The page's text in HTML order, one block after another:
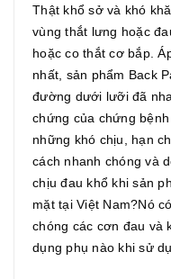
Thật khổ sở và khó
vùng thắt lưng hoặc
hoặc co thắt cơ bắp.
nhất, sản phẩm Back
đường dưới lưỡi đã
chứng của chứng
những khó chịu, hạn
cách nhanh chóng và
chịu đau khổ khi sản
mặt tại Việt Nam?Nó
chóng các cơn đau và
dụng phụ nào khi sử